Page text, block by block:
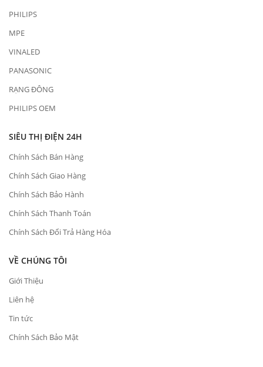
PHILIPS
MPE
VINALED
PANASONIC
RẠNG ĐÔNG
PHILIPS OEM
SIÊU THỊ ĐIỆN 24H
Chính Sách Bán Hàng
Chính Sách Giao Hàng
Chính Sách Bảo Hành
Chính Sách Thanh Toán
Chính Sách Đổi Trả Hàng Hóa
VỀ CHÚNG TÔI
Giới Thiệu
Liên hệ
Tin tức
Chính Sách Bảo Mật